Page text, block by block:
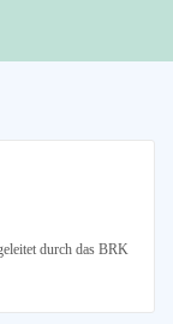
durch das BRK